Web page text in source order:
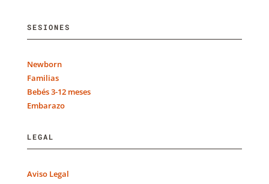
SESIONES
Newborn
Familias
Bebés 3-12 meses
Embarazo
LEGAL
Aviso Legal